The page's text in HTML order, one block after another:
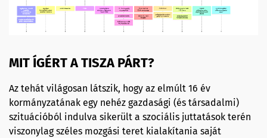
MIT ÍGÉRT A TISZA PÁRT?
Az tehát világosan látszik, hogy az elmúlt 16 év
kormányzatának egy nehéz gazdasági (és társadalmi)
szituációból indulva sikerült a szociális juttatások terén
viszonylag széles mozgási teret kialakítania saját